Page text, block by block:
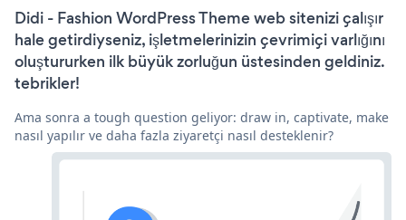
Didi - Fashion WordPress Theme web sitenizi çalışır
hale getirdiyseniz, işletmelerinizin çevrimiçi varlığını
oluştururken ilk büyük zorluğun üstesinden geldiniz.
tebrikler!
Ama sonra a tough question geliyor: draw in, captivate, make
nasıl yapılır ve daha fazla ziyaretçi nasıl desteklenir?